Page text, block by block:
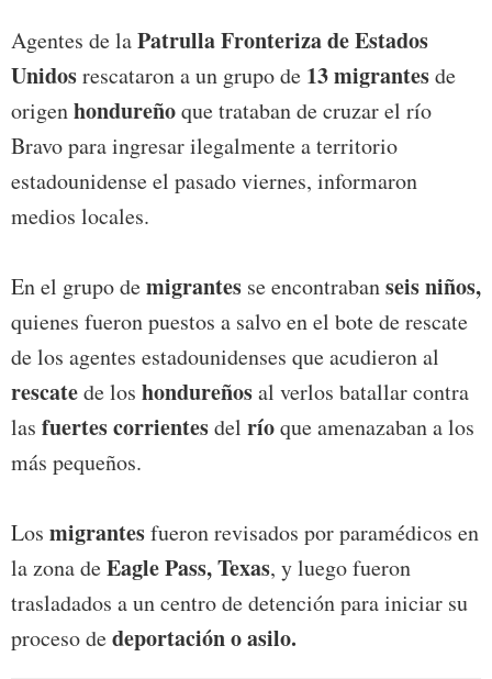
Agentes de laPatrulla Fronteriza de Estados
Unidosrescataron a un grupo de 13 migrantesde
origenhondureñoque trataban de cruzar el río
Bravo para ingresar ilegalmente a territorio
estadounidense el pasado viernes, informaron
medios locales.
En el grupo demigrantes se encontrabanseis niños,
quienes fueron puestos a salvo en el bote de rescate
de los agentes estadounidenses que acudieron al
rescatede los hondureñosal verlos batallar contra
las fuertes corrientesdel ríoque amenazaban a los
más pequeños.
Los migrantesfueron revisados por paramédicos en
la zona deEagle Pass, Texas, y luego fueron
trasladados a un centro de detención para iniciar su
proceso dedeportación o asilo.